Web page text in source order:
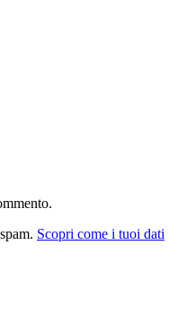
Scopri come i tuoi dati